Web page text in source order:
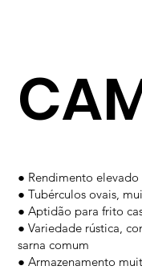
● Rendimento elevado
● Tubérculos ovais,
● Aptidão para frito
● Variedade rústica,
sarna comum
● Armazenamento